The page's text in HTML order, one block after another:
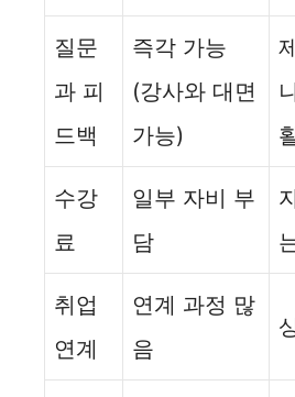
질문
과 피
드백
즉각 가능
(강사와 대면
가능)
수강
료
일부 자비 부
담
취업
연계
연계 과정 많
음